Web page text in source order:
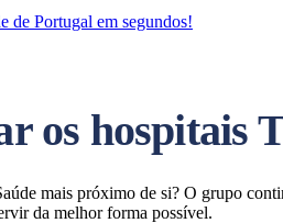
de Portugal em segundos!
os hospitais
mais próximo de si? O grupo
da melhor forma possível.